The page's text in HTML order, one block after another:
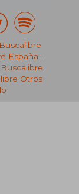
Buscalibre
España |
Buscalibre
Otros